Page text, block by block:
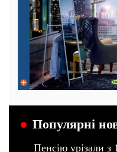
Популярні
Пенсію урізали з